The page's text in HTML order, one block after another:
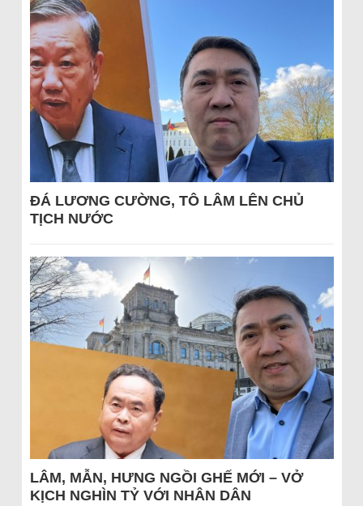
ĐÁ LƯƠNG CƯỜNG, TÔ LÂM LÊN CHỦ
TỊCH NƯỚC
LÂM, MẪN, HƯNG NGỒI GHẾ MỚI – VỞ
KỊCH NGHÌN TỶ VỚI NHÂN DÂN